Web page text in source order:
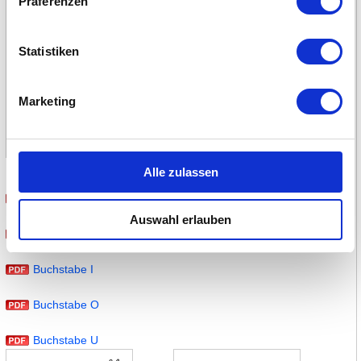
Statistiken
Marketing
Alle zulassen
Auswahl erlauben
Buchstabe A
Buchstabe I
Buchstabe O
Buchstabe U